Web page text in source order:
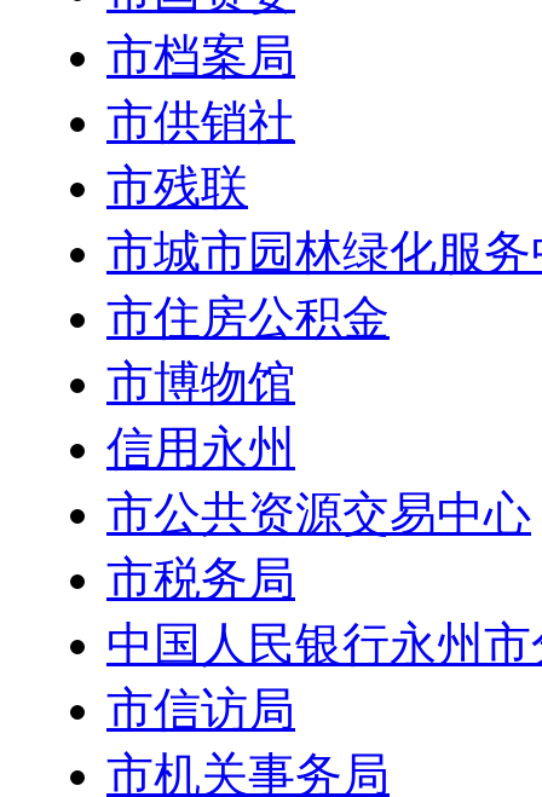
市档案局
市供销社
市残联
市城市园林绿化服
市住房公积金
市博物馆
信用永州
市公共资源交易中心
市税务局
中国人民银行永州
市信访局
市机关事务局